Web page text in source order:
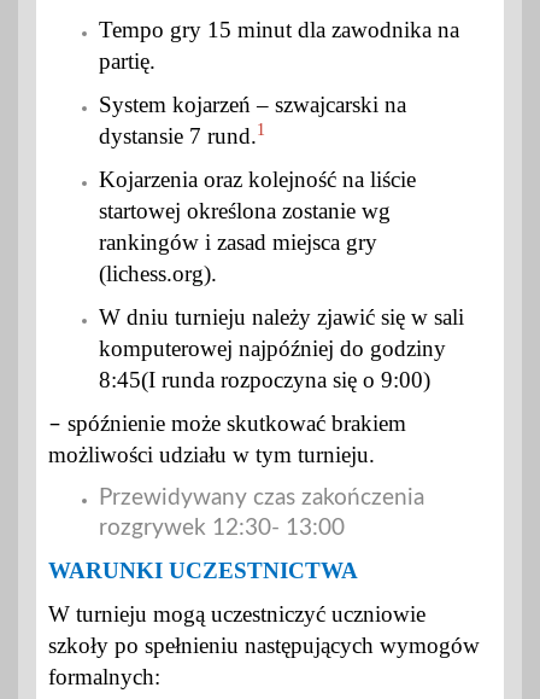
Tempo gry 15 minut dla zawodnika na
partię.
System kojarzeń – szwajcarski na
dystansie 7 rund.1
Kojarzenia oraz kolejność na liście
startowej określona zostanie wg
rankingów i zasad miejsca gry
(lichess.org).
W dniu turnieju należy zjawić się w sali
komputerowej najpóźniej do godziny
8:45(I runda rozpoczyna się o 9:00)
– spóźnienie może skutkować brakiem
możliwości udziału w tym turnieju.
Przewidywany czas zakończenia
rozgrywek 12:30- 13:00
WARUNKI UCZESTNICTWA
W turnieju mogą uczestniczyć uczniowie
szkoły po spełnieniu następujących wymogów
formalnych: